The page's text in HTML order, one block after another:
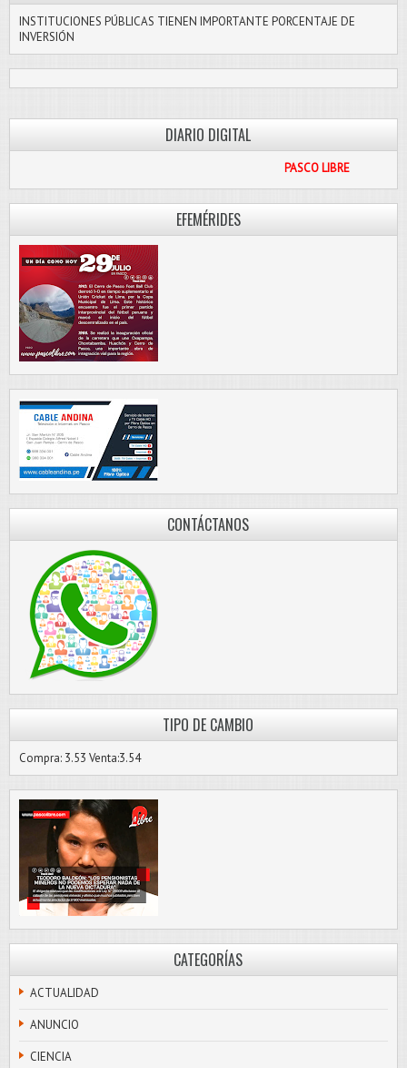
INSTITUCIONES PÚBLICAS TIENEN IMPORTANTE PORCENTAJE DE
INVERSIÓN
DIARIO DIGITAL
PASCO LIBRE
EFEMÉRIDES
CONTÁCTANOS
TIPO DE CAMBIO
Compra: 3.53 Venta:3.54
CATEGORÍAS
ACTUALIDAD
ANUNCIO
CIENCIA